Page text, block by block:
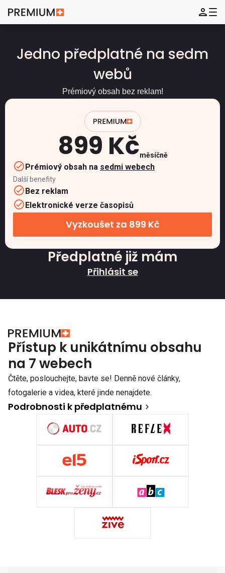
Jedno předplatné na sedm
webů
Prémiový obsah bez reklam!
899 Kčměsíčně
Prémiový obsah na sedmi webech
Další benefity
Bez reklam
Elektronické verze časopisů
Vyzkoušet za 899 Kč
Předplatné již mám
Přihlásit se
Přístup k unikátnímu obsahu
na 7 webech
Čtěte, poslouchejte, bavte se! Denně nové články,
fotogalerie a videa, které jinde nenajdete.
Podrobnosti k předplatnému